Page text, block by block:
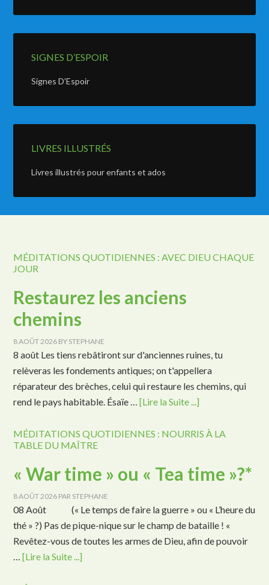
SIGNES D’ESPOIR
Signes D’Espoir
LIVRES ILLUSTRÉS
Livres illustrés pour enfants et ados
MÉDITATIONS QUOTIDIENNES : AVEC DIEU CHAQUE
JOUR
Restaurez les anciens
chemins
8 AOÛT 2026 BY STEPHANE
8 août Les tiens rebâtiront sur d'anciennes ruines, tu
relèveras les fondements antiques; on t'appellera
réparateur des brèches, celui qui restaure les chemins, qui
rend le pays habitable. Ésaïe …[Lire la Suite ...]
MÉDITATIONS QUOTIDIENNES : NOURRIS À LA
TABLE DU MAÎTRE
« War time » ou « Tea time »?*
8 AOÛT 2026 PAR STEPHANE
08 Août (« Le temps de faire la guerre » ou « L’heure du
thé » ?) Pas de pique-nique sur le champ de bataille ! «
Revêtez-vous de toutes les armes de Dieu, afin de pouvoir
…[Lire la Suite ...]